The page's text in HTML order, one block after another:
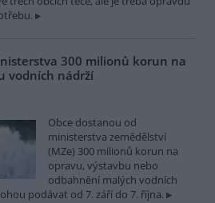
300 milionů korun na
vodních nádrží
Obce dostanou od
ministerstva zemědělství
(MZe) 300 milionů korun na
opravu, výstavbu nebo
odbahnění malých vodních
podávat od 7. září do 7. října.